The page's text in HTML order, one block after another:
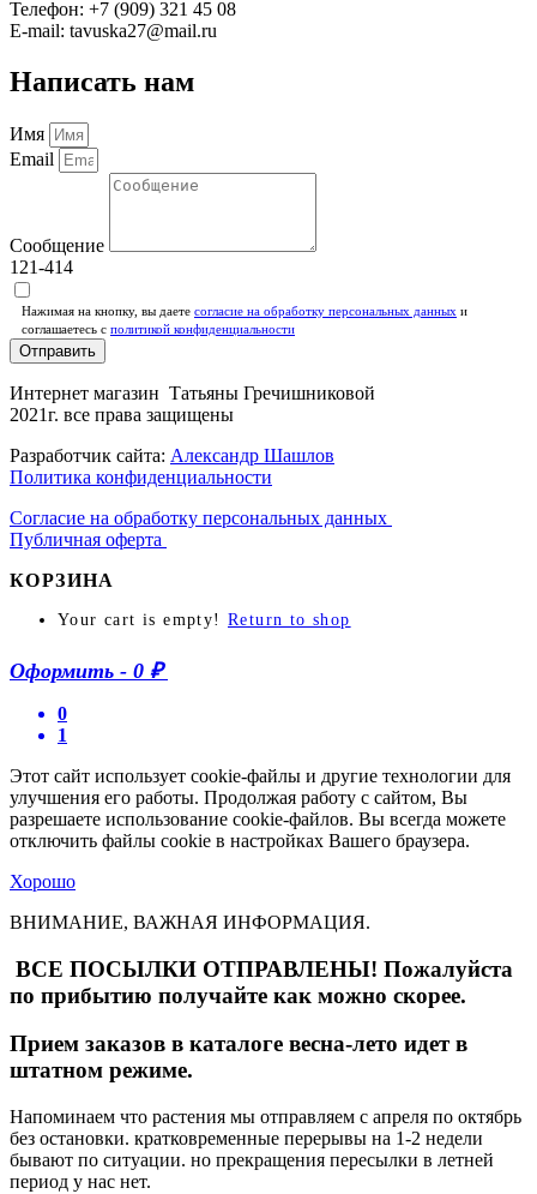
Телефон: +7 (909) 321 45 08
E-mail: tavuska27@mail.ru
Написать нам
Имя
Email
Сообщение
121-414
Нажимая на кнопку, вы даете согласие на обработку персональных данных и
соглашаетесь c политикой конфиденциальности
Отправить
Интернет магазин Татьяны Гречишниковой
2021г. все права защищены
Разработчик сайта: Александр Шашлов
Политика конфиденциальности
Согласие на обработку персональных данных
Публичная оферта
КОРЗИНА
Your cart is empty! Return to shop
Оформить - 0 ₽
0
1
Этот сайт использует cookie-файлы и другие технологии для
улучшения его работы. Продолжая работу с сайтом, Вы
разрешаете использование cookie-файлов. Вы всегда можете
отключить файлы cookie в настройках Вашего браузера.
Хорошо
ВНИМАНИЕ, ВАЖНАЯ ИНФОРМАЦИЯ.
ВСЕ ПОСЫЛКИ ОТПРАВЛЕНЫ! Пожалуйста
по прибытию получайте как можно скорее.
Прием заказов в каталоге весна-лето идет в
штатном режиме.
Напоминаем что растения мы отправляем с апреля по октябрь
без остановки. кратковременные перерывы на 1-2 недели
бывают по ситуации. но прекращения пересылки в летней
период у нас нет.